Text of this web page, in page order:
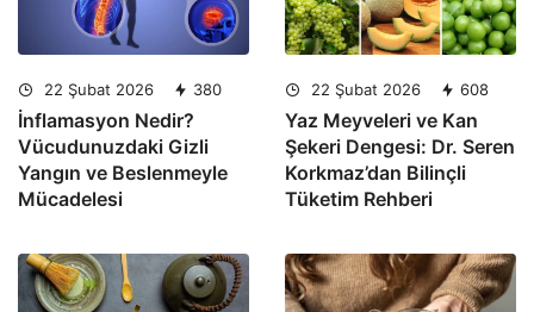
22 Şubat 2026 380
İnflamasyon Nedir?
Vücudunuzdaki Gizli
Yangın ve Beslenmeyle
Mücadelesi
22 Şubat 2026 608
Yaz Meyveleri ve Kan
Şekeri Dengesi: Dr. Seren
Korkmaz’dan Bilinçli
Tüketim Rehberi